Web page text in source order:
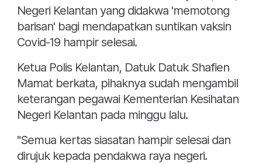
Negeri Kelantan yang didakwa 'memotong
barisan' bagi mendapatkan suntikan vaksin
Covid-19 hampir selesai.
Ketua Polis Kelantan, Datuk Datuk Shafien
Mamat berkata, pihaknya sudah mengambil
keterangan pegawai Kementerian Kesihatan
Negeri Kelantan pada minggu lalu.
"Semua kertas siasatan hampir selesai dan
dirujuk kepada pendakwa raya negeri.